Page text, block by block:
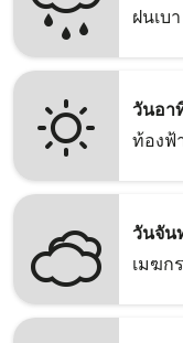
ฝนเบ
วันอา
ท้องฟ้
วันจัน
เมฆก